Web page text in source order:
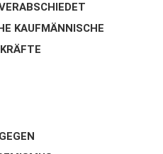
KAUFMÄNNISCHE